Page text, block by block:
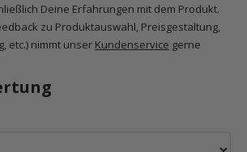
Deine Erfahrungen mit dem Produkt.
zu Produktauswahl, Preisgestaltung,
etc.) nimmt unser Kundenservice gerne